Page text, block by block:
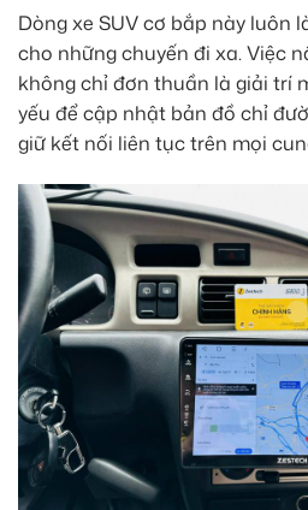
Dòng xe SUV cơ bắp này luôn
cho những chuyến đi xa. Việc
không chỉ đơn thuần là giải trí
yếu để cập nhật bản đồ chỉ
giữ kết nối liên tục trên mọi